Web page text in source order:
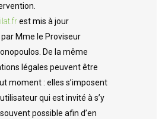
est mis à jour
Mme le Proviseur
De la même
légales peuvent être
moment : elles s’imposent
qui est invité à s’y
possible afin d’en